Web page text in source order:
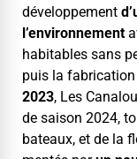
développe­ment
l’environnement
hab­it­a­bles sans
puis la
2023, Les
de sai­son 2024,
bateaux, et de la